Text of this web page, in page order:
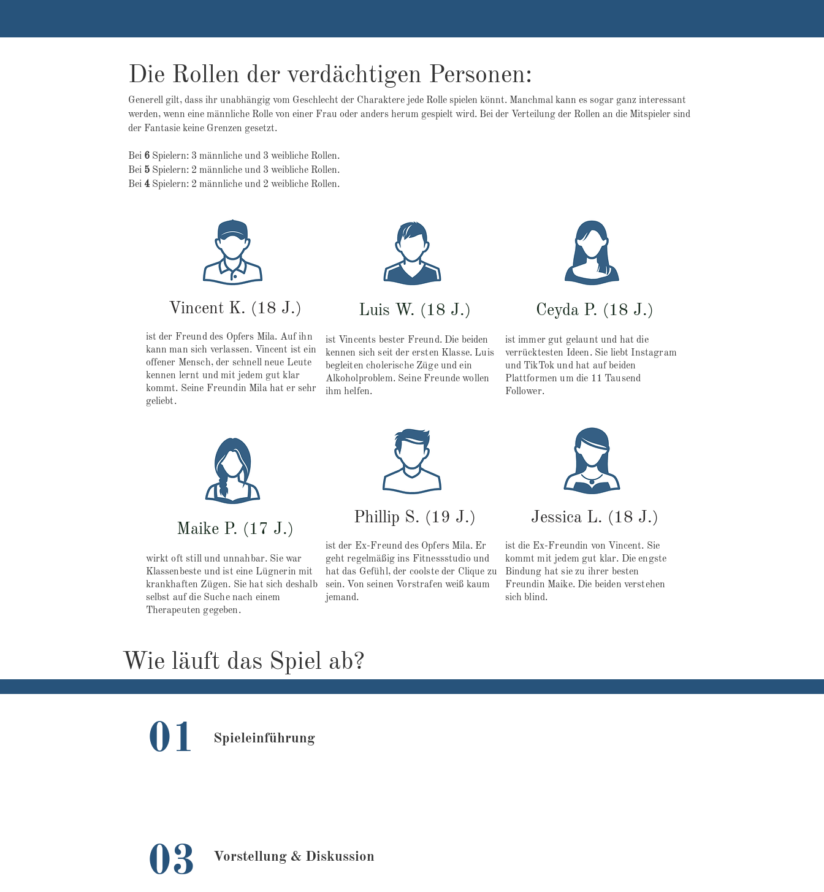
Die Rollen der verdächtigen Personen:
Generell gilt, dass ihr unabhängig vom Geschlecht der Charaktere jede Rolle spielen könnt. Manchmal kann es sogar ganz interessant
werden, wenn eine männliche Rolle von einer Frau oder anders herum gespielt wird. Bei der Verteilung der Rollen an die Mitspieler sind
der Fantasie keine Grenzen gesetzt.
Bei 6 Spielern: 3 männliche und 3 weibliche Rollen.
Bei 5 Spielern: 2 männliche und 3 weibliche Rollen.
Bei 4 Spielern: 2 männliche und 2 weibliche Rollen.
Vincent K. (18 J.)
ist der Freund des Opfers Mila. Auf ihn
kann man sich verlassen. Vincent ist ein
offener Mensch, der schnell neue Leute
kennen lernt und mit jedem gut klar
kommt. Seine Freundin Mila hat er sehr
geliebt.
Maike P. (17 J.)
wirkt oft still und unnahbar. Sie war
Klassenbeste und ist eine Lügnerin mit
krankhaften Zügen. Sie hat sich deshalb
selbst auf die Suche nach einem
Therapeuten gegeben.
Luis W. (18 J.)
ist Vincents bester Freund. Die beiden
kennen sich seit der ersten Klasse. Luis
begleiten cholerische Züge und ein
Alkoholproblem. Seine Freunde wollen
ihm helfen.
Phillip S. (19 J.)
ist der Ex-Freund des Opfers Mila. Er
geht regelmäßig ins Fitnessstudio und
hat das Gefühl, der coolste der Clique zu
sein. Von seinen Vorstrafen weiß kaum
jemand.
Ceyda P. (18 J.)
ist immer gut gelaunt und hat die
verrücktesten Ideen. Sie liebt Instagram
und TikTok und hat auf beiden
Plattformen um die 11 Tausend
Follower.
Jessica L. (18 J.)
ist die Ex-Freundin von Vincent. Sie
kommt mit jedem gut klar. Die engste
Bindung hat sie zu ihrer besten
Freundin Maike. Die beiden verstehen
sich blind.
Wie läuft das Spiel ab?
01 Spieleinführung
03 Vorstellung & Diskussion